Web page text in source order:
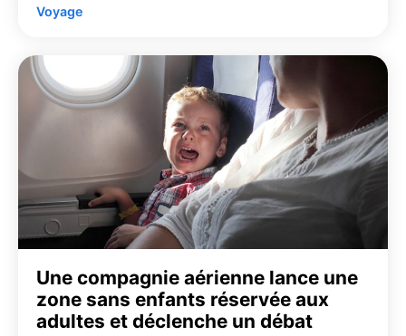
Voyage
Une compagnie aérienne lance une
zone sans enfants réservée aux
adultes et déclenche un débat